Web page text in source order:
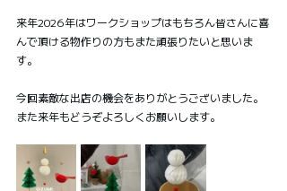
来年2026年はワークショップはもちろん皆さんに喜
んで頂ける物作りの方もまた頑張りたいと思いま
す。
今回素敵な出店の機会をありがとうございました。
また来年もどうぞよろしくお願いします。